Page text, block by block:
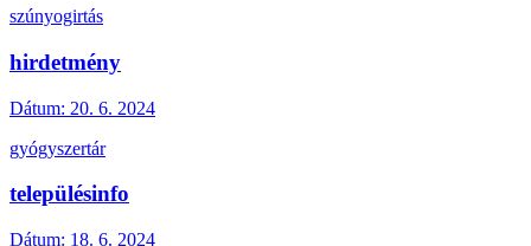
szúnyogirtás
hirdetmény
Dátum: 20. 6. 2024
gyógyszertár
településinfo
Dátum: 18. 6. 2024